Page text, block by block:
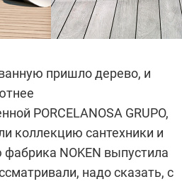
пришло дерево, и
PORCELANOSA GRUPO,
коллекцию сантехники и
NOKEN выпустила
надо сказать, с